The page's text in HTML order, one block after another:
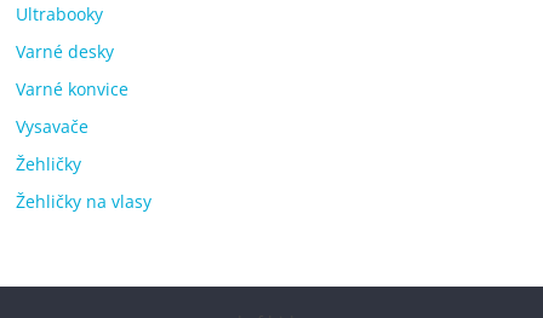
Ultrabooky
Varné desky
Varné konvice
Vysavače
Žehličky
Žehličky na vlasy